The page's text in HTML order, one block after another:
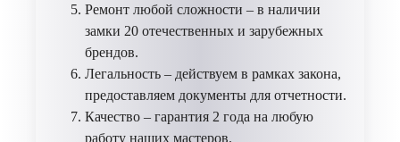
Ремонт любой сложности – в наличии
замки 20 отечественных и зарубежных
брендов.
Легальность – действуем в рамках закона,
предоставляем документы для отчетности.
Качество – гарантия 2 года на любую
работу наших мастеров.